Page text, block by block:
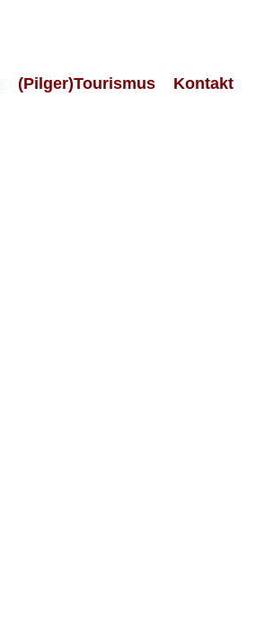
(Pilger)Tourismus Kontakt